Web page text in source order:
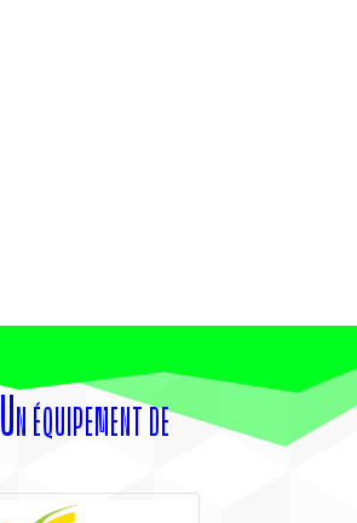
Un équipement de